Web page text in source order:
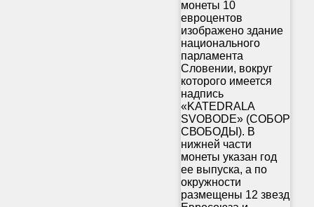
монеты 10
евроцентов
изображено здание
национального
парламента
Словении, вокруг
которого имеется
надпись
«KATEDRALA
SVOBODE» (СОБОР
СВОБОДЫ). В
нижней части
монеты указан год
ее выпуска, а по
окружности
размещены 12 звезд